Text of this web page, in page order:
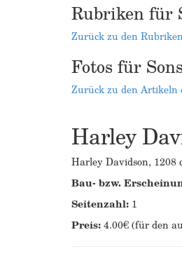
Rubriken für
Zurück zu den
Fotos für
Zurück zu den Artikeln
Harley
Harley Davidson, 1208
Bau- bzw.
Seitenzahl: 1
Preis:4.00€ (für den